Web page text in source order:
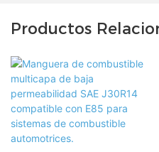
Productos